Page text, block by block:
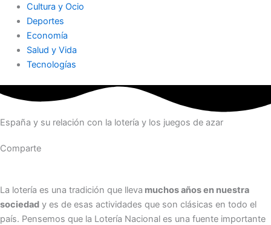
Cultura y Ocio
Deportes
Economía
Salud y Vida
Tecnologías
España y su relación con la lotería y los juegos de azar
Comparte
La lotería es una tradición que lleva muchos años en nuestra
sociedad y es de esas actividades que son clásicas en todo el
país. Pensemos que la Lotería Nacional es una fuente importante